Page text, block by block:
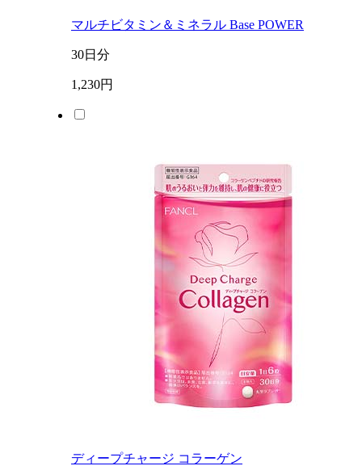
マルチビタミン＆ミネラル Base POWER
30日分
1,230円
ディープチャージ コラーゲン